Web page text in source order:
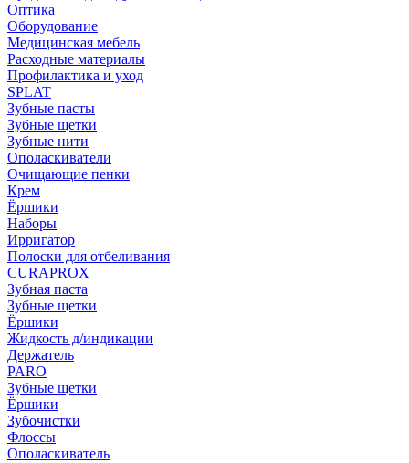
Оптика
Оборудование
Медицинская мебель
Расходные материалы
Профилактика и уход
SPLAT
Зубные пасты
Зубные щетки
Зубные нити
Ополаскиватели
Очищающие пенки
Крем
Ёршики
Наборы
Ирригатор
Полоски для отбеливания
CURAPROX
Зубная паста
Зубные щетки
Ёршики
Жидкость д/индикации
Держатель
PARO
Зубные щетки
Ёршики
Зубочистки
Флоссы
Ополаскиватель